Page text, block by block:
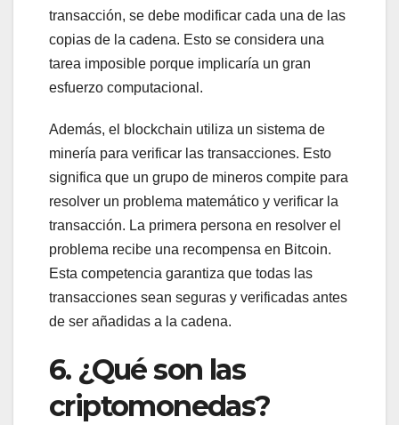
transacción, se debe modificar cada una de las
copias de la cadena. Esto se considera una
tarea imposible porque implicaría un gran
esfuerzo computacional.
Además, el blockchain utiliza un sistema de
minería para verificar las transacciones. Esto
significa que un grupo de mineros compite para
resolver un problema matemático y verificar la
transacción. La primera persona en resolver el
problema recibe una recompensa en Bitcoin.
Esta competencia garantiza que todas las
transacciones sean seguras y verificadas antes
de ser añadidas a la cadena.
6. ¿Qué son las
criptomonedas?